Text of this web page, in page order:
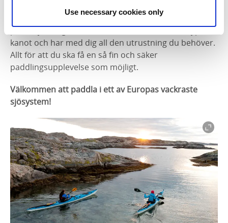
Use necessary cookies only
kan inte bara tipsa dig om vilken tur som
passar just dig utan ser även till att du får rätt typ av
kanot och har med dig all den utrustning du behöver.
Allt för att du ska få en så fin och säker
paddlingsupplevelse som möjligt.
Välkommen att paddla i ett av Europas vackraste
sjösystem!